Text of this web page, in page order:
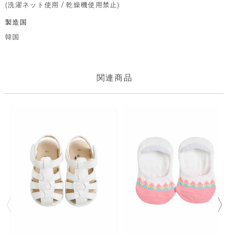
(洗濯ネット使用 / 乾燥機使用禁止)
製造国
韓国